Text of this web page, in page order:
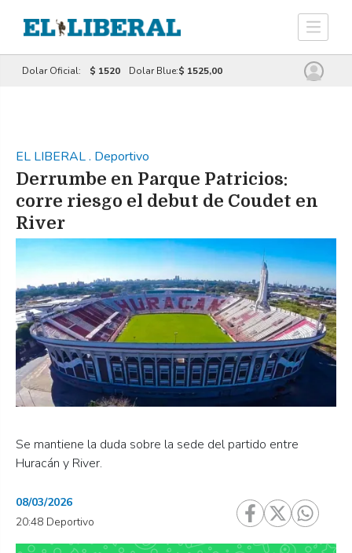
Dolar Oficial: $ 1520 Dolar Blue:$ 1525,00
EL LIBERAL. Deportivo
Derrumbe en Parque Patricios:
corre riesgo el debut de Coudet en
River
Se mantiene la duda sobre la sede del partido entre
Huracán y River.
08/03/2026
20:48 Deportivo